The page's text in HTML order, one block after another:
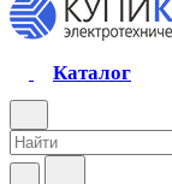
Каталог